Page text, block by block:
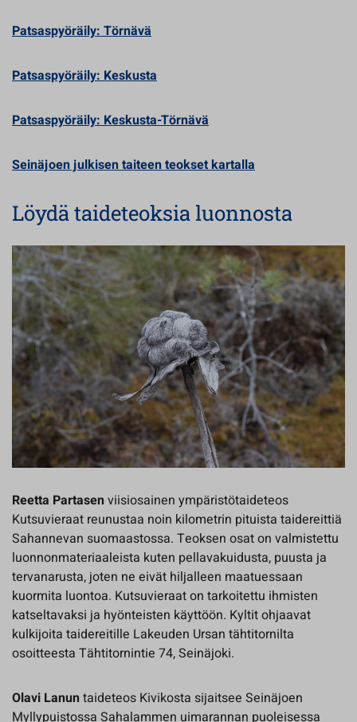
Patsaspyöräily: Törnävä
Patsaspyöräily: Keskusta
Patsaspyöräily: Keskusta-Törnävä
Seinäjoen julkisen taiteen teokset kartalla
Löydä taideteoksia luonnosta
Reetta Partasenviisiosainen ympäristötaideteos
Kutsuvieraat reunustaa noin kilometrin pituista taidereittiä
Sahannevan suomaastossa. Teoksen osat on valmistettu
luonnonmateriaaleista kuten pellavakuidusta, puusta ja
tervanarusta, joten ne eivät hiljalleen maatuessaan
kuormita luontoa. Kutsuvieraat on tarkoitettu ihmisten
katseltavaksi ja hyönteisten käyttöön. Kyltit ohjaavat
kulkijoita taidereitille Lakeuden Ursan tähtitornilta
osoitteesta Tähtitornintie 74, Seinäjoki.
Olavi Lanuntaideteos Kivikosta sijaitsee Seinäjoen
Myllypuistossa Sahalammen uimarannan puoleisessa